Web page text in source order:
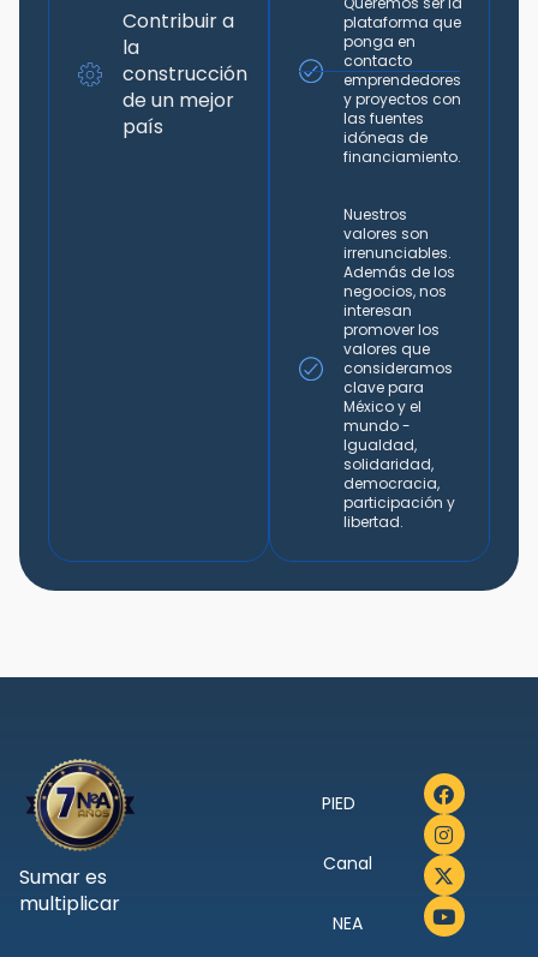
Contribuir a
la
construcción
de un mejor
país
plataforma que
ponga en
contacto
emprendedores
y proyectos con
las fuentes
idóneas de
financiamiento.
Nuestros
valores son
irrenunciables.
Además de los
negocios, nos
interesan
promover los
valores que
consideramos
clave para
México y el
mundo -
Igualdad,
solidaridad,
democracia,
participación y
libertad.
Sumar es
multiplicar
PIED
Canal
NEA